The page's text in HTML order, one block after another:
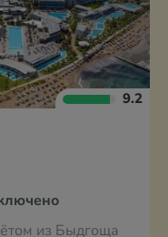
9.2
из Быдгоща